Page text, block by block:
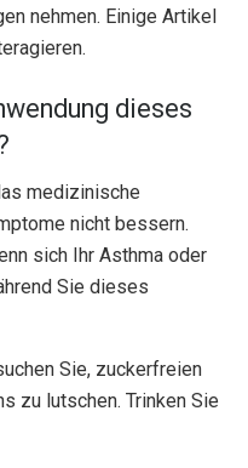
nehmen. Einige Artikel
dieses
medizinische
nicht bessern.
sich Ihr Asthma oder
Sie dieses
Sie, zuckerfreien
zu lutschen. Trinken Sie